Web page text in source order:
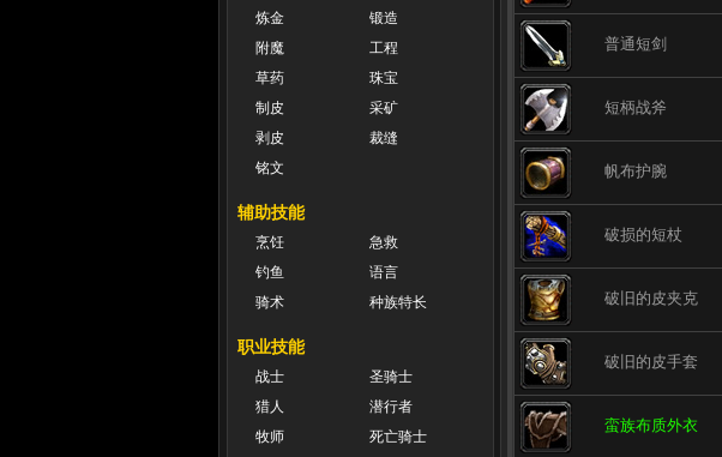
炼金
锻造
附魔
工程
草药
珠宝
制皮
采矿
剥皮
裁缝
铭文
辅助技能
烹饪
急救
钓鱼
语言
骑术
种族特长
职业技能
战士
圣骑士
猎人
潜行者
牧师
死亡骑士
普通短剑
短柄战斧
帆布护腕
破损的短杖
破旧的皮夹克
破旧的皮手套
蛮族布质外衣